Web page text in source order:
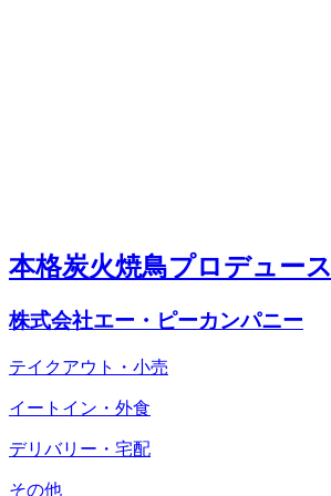
本格炭火焼鳥プロデュース
株式会社エー・ピーカンパニー
テイクアウト・小売
イートイン・外食
デリバリー・宅配
その他